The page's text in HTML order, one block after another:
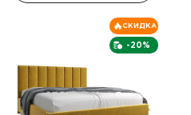
-20%
СКИДКА